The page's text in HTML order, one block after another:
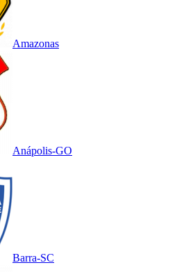
Amazonas
Anápolis-GO
Barra-SC